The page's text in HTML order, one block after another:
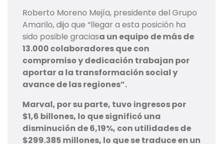
Roberto Moreno Mejía, presidente del Grupo
Amarilo, dijo que “llegar a esta posición ha
sido posible graciasa un equipo de más de
13.000 colaboradores que con
compromiso y dedicación trabajan por
aportar a la transformación social y
avance de las regiones”.
Marval, por su parte, tuvo ingresos por
$1,6 billones, lo que significó una
disminución de 6,19%, con utilidades de
$299.385 millones, lo que se traduce en un